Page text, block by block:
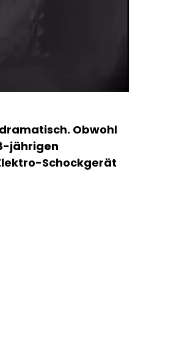
Obwohl
jährigen
Schockgerät